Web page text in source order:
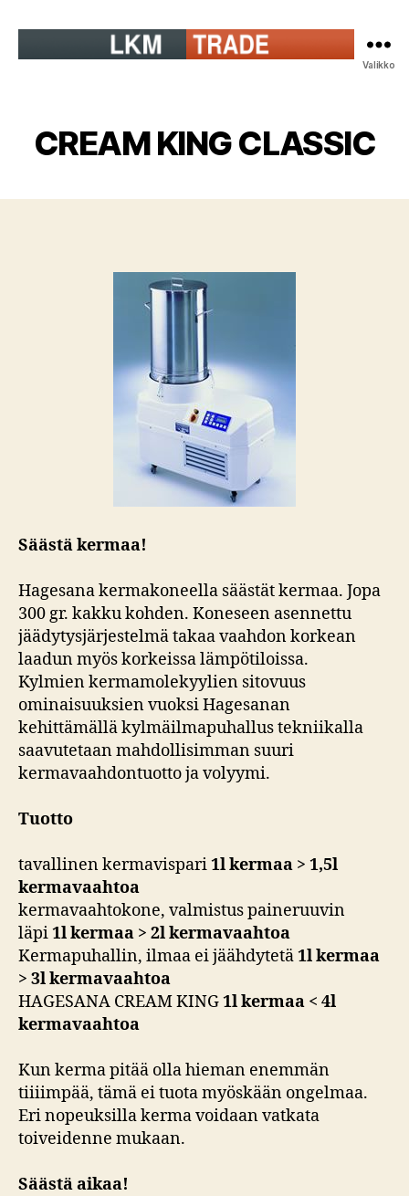
Valikko
CREAM KING CLASSIC
Säästä kermaa!
Hagesana kermakoneella säästät kermaa. Jopa
300 gr. kakku kohden. Koneseen asennettu
jäädytysjärjestelmä takaa vaahdon korkean
laadun myös korkeissa lämpötiloissa.
Kylmien kermamolekyylien sitovuus
ominaisuuksien vuoksi Hagesanan
kehittämällä kylmäilmapuhallus tekniikalla
saavutetaan mahdollisimman suuri
kermavaahdontuotto ja volyymi.
Tuotto
tavallinen kermavispari1l kermaa > 1,5l
kermavaahtoa
kermavaahtokone, valmistus paineruuvin
läpi1l kermaa > 2l kermavaahtoa
Kermapuhallin, ilmaa ei jäähdytetä1l kermaa
> 3l kermavaahtoa
HAGESANA CREAM KING1l kermaa < 4l
kermavaahtoa
Kun kerma pitää olla hieman enemmän
tiiiimpää, tämä ei tuota myöskään ongelmaa.
Eri nopeuksilla kerma voidaan vatkata
toiveidenne mukaan.
Säästä aikaa!